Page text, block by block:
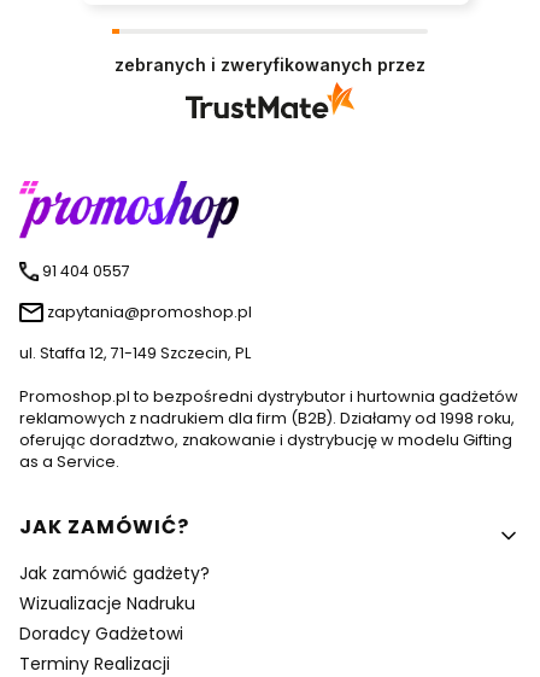
zebranych i zweryfikowanych przez
91 404 0557
zapytania@promoshop.pl
ul. Staffa 12, 71-149 Szczecin, PL
Promoshop.pl to bezpośredni dystrybutor i hurtownia gadżetów
reklamowych z nadrukiem dla firm (B2B). Działamy od 1998 roku,
oferując doradztwo, znakowanie i dystrybucję w modelu Gifting
as a Service.
Linki w stopce
JAK ZAMÓWIĆ?
Jak zamówić gadżety?
Wizualizacje Nadruku
Doradcy Gadżetowi
Terminy Realizacji